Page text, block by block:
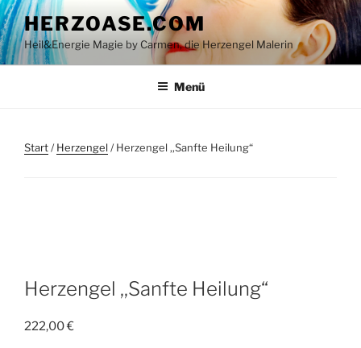
Zum
Inhalt
springen
HERZOASE.COM
Heil&Energie Magie by Carmen, die Herzengel Malerin
Menü
Start/Herzengel/ Herzengel ,,Sanfte Heilung“
Herzengel ,,Sanfte Heilung“
222,00€